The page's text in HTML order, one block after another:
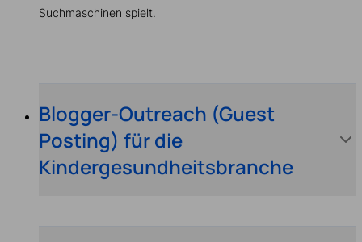
Suchmaschinen spielt.
Blogger-Outreach (Guest
Posting) für die
Kindergesundheitsbranche